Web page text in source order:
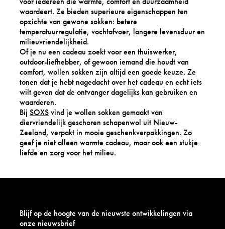
waardeert. Ze bieden superieure eigenschappen ten
opzichte van gewone sokken: betere
temperatuurregulatie, vochtafvoer, langere levensduur en
milieuvriendelijkheid.
Of je nu een cadeau zoekt voor een thuiswerker,
outdoor-liefhebber, of gewoon iemand die houdt van
comfort, wollen sokken zijn altijd een goede keuze. Ze
tonen dat je hebt nagedacht over het cadeau en echt iets
wilt geven dat de ontvanger dagelijks kan gebruiken en
waarderen.
Bij SOXSvind je wollen sokken gemaakt van
diervriendelijk geschoren schapenwol uit Nieuw-
Zeeland, verpakt in mooie geschenkverpakkingen. Zo
geef je niet alleen warmte cadeau, maar ook een stukje
liefde en zorg voor het milieu.
Blijf op de hoogte van de nieuwste ontwikkelingen via
onze nieuwsbrief